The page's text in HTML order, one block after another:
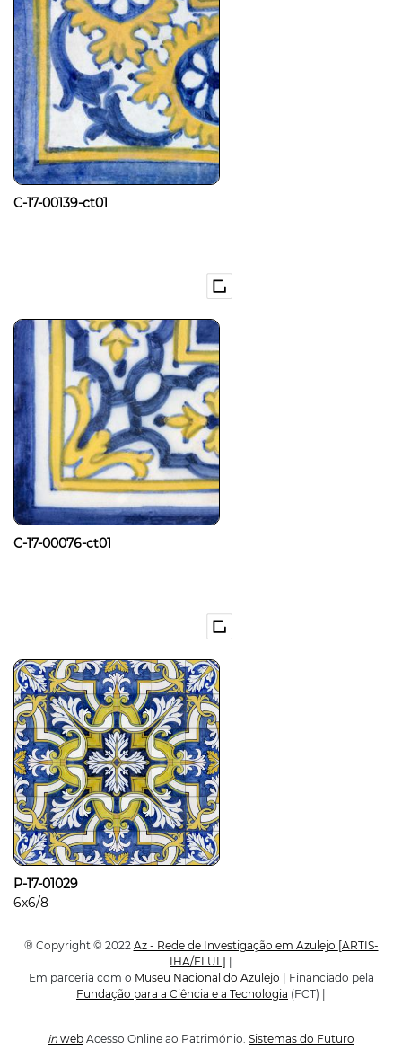
C-17-00139-ct01
C-17-00076-ct01
P-17-01029
6x6/8
® Copyright © 2022 Az - Rede de Investigação em Azulejo [ARTIS-
IHA/FLUL]
Em parceria com o Museu Nacional do Azulejo | Financiado pela
Fundação para a Ciência e a Tecnologia (FCT) |
in web Acesso Online ao Património. Sistemas do Futuro